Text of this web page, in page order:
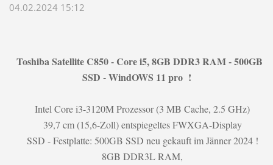
04.02.2024 15:12
Toshiba Satellite C850 - Core i5, 8GB DDR3 RAM - 500GB
SSD - WindOWS 11 pro !
Intel Core i3-3120M Prozessor (3 MB Cache, 2.5 GHz)
39,7 cm (15,6-Zoll) entspiegeltes FWXGA-Display
SSD - Festplatte: 500GB SSD neu gekauft im Jänner 2024 !
8GB DDR3L RAM,